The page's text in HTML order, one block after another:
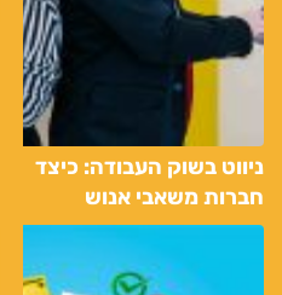
ניווט בשוק העבודה: כיצד
חברות משאבי אנוש
יכולות להדריך אותך